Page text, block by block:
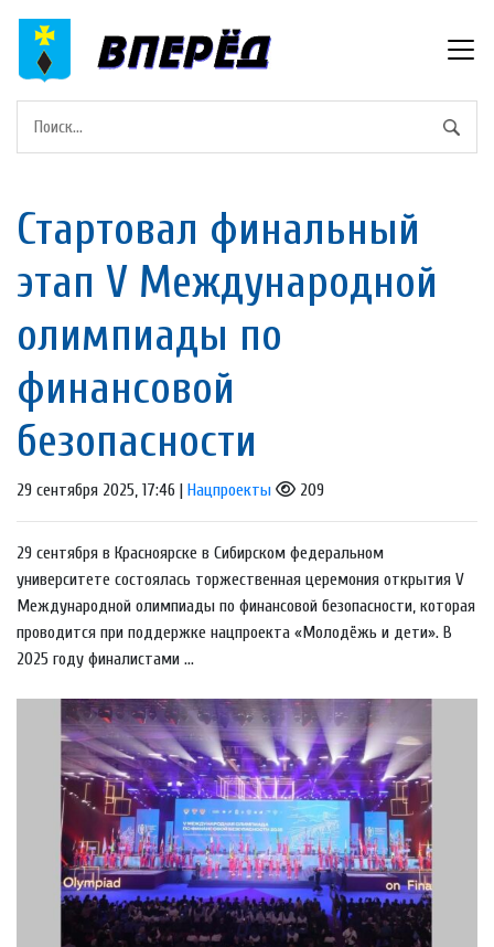
Стартовал финальный
этап V Международной
олимпиады по
финансовой
безопасности
29 сентября 2025, 17:46 | Нацпроекты 209
29 сентября в Красноярске в Сибирском федеральном
университете состоялась торжественная церемония открытия V
Международной олимпиады по финансовой безопасности, которая
проводится при поддержке нацпроекта «Молодёжь и дети». В
2025 году финалистами ...